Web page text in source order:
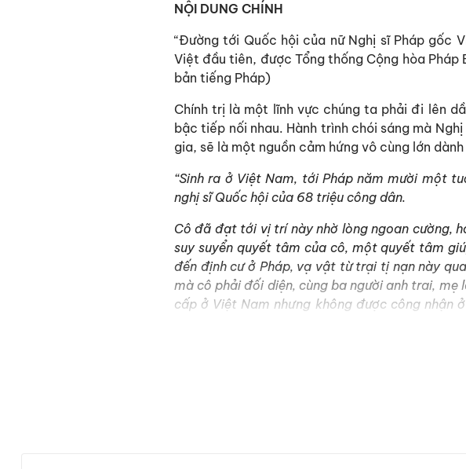
NỘI DUNG CHÍNH
“Đường tới Quốc hội của nữ Nghị sĩ Pháp gốc
Việt đầu tiên, được Tổng thống Cộng hòa
bản tiếng Pháp)
Chính trị là một lĩnh vực chúng ta phải đi lên
bậc tiếp nối nhau. Hành trình chói sáng mà
gia, sẽ là một nguồn cảm hứng vô cùng lớn
“Sinh ra ở Việt Nam, tới Pháp năm mười một
nghị sĩ Quốc hội của 68 triệu công dân.
Cô đã đạt tới vị trí này nhờ lòng ngoan cường,
suy suyển quyết tâm của cô, một quyết tâm
đến định cư ở Pháp, vạ vật từ trại tị nạn này
mà cô phải đối diện, cùng ba người anh trai,
cấp ở Việt Nam nhưng không được công
trình tìm kiếm tương lai xán lạn hơn cho con
này. Cô đã nắm bắt mọi cơ hội mà nước Pháp